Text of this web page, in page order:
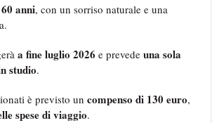
anni, con un sorriso naturale e una
a fine luglio 2026 e prevedeuna sola
studio.
è previsto uncompenso di 130 euro,
spese di viaggio.